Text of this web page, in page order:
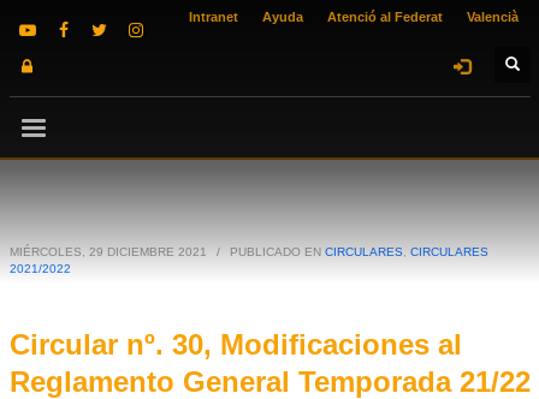
Intranet Ayuda Atenció al Federat Valencià
MIÉRCOLES, 29 DICIEMBRE 2021 / PUBLICADO EN CIRCULARES
CIRCULARES
2021/2022
Circular nº. 30, Modificaciones al
Reglamento General Temporada 21/22